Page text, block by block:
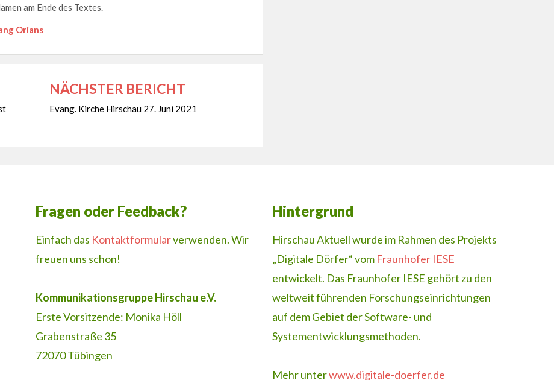
am Ende des Textes.
Orians
NÄCHSTER BERICHT
Evang. Kirche Hirschau 27. Juni 2021
Fragen oder Feedback?
Einfach das Kontaktformularverwenden. Wir
freuen uns schon!
Kommunikationsgruppe Hirschau e.V.
Erste Vorsitzende: Monika Höll
Grabenstraße 35
72070 Tübingen
Hintergrund
Hirschau Aktuell wurde im Rahmen des Projekts
„Digitale Dörfer“ vom Fraunhofer IESE
entwickelt. Das Fraunhofer IESE gehört zu den
weltweit führenden Forschungseinrichtungen
auf dem Gebiet der Software- und
Systementwicklungsmethoden.
Mehr unterwww.digitale-doerfer.de